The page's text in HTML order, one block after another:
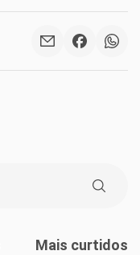
Mais curtidos